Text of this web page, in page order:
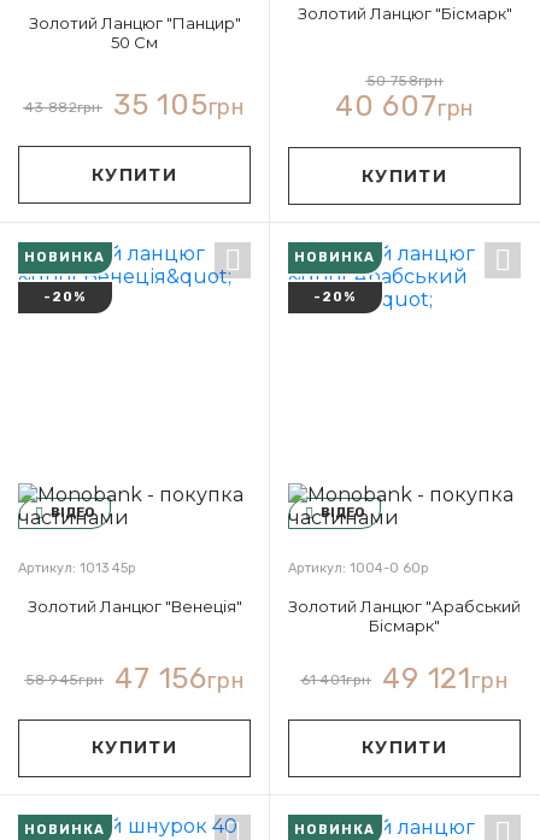
Золотий Ланцюг "Панцир"
50 См
43 882грн 35 105грн
КУПИТИ
Золотий Ланцюг "Бісмарк"
50 758грн
40 607грн
КУПИТИ
НОВИНКА
-20%
ВІДЕО
Артикул: 1013 45р
Золотий Ланцюг "Венеція"
58 945грн 47 156грн
КУПИТИ
НОВИНКА
-20%
ВІДЕО
Артикул: 1004-0 60р
Золотий Ланцюг "Арабський
Бісмарк"
61 401грн 49 121грн
КУПИТИ
НОВИНКА НОВИНКА